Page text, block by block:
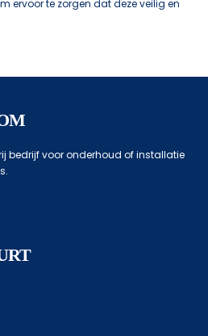
ervoor te zorgen dat deze veilig en
bedrijf voor onderhoud of installatie